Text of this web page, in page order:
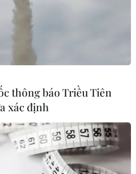
Trị
thông báo Triều Tiên
xác định